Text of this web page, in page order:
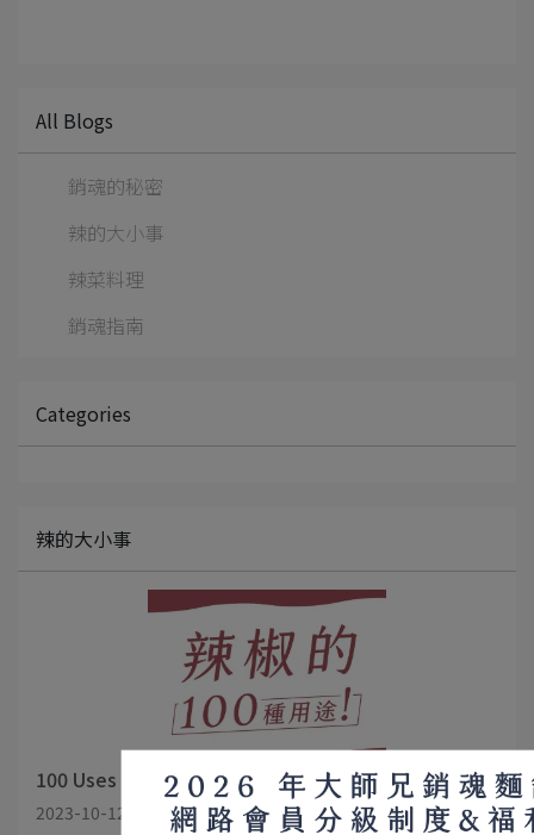
All Blogs
銷魂的秘密
辣的大小事
辣菜料理
銷魂指南
Categories
辣的大小事
100 Uses of Chili Peppers
2023-10-12